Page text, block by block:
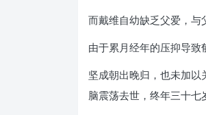
而戴维自幼缺乏父爱，与
由于累月经年的压抑导致
坚成朝出晚归，也未加
脑震荡去世，终年三十七